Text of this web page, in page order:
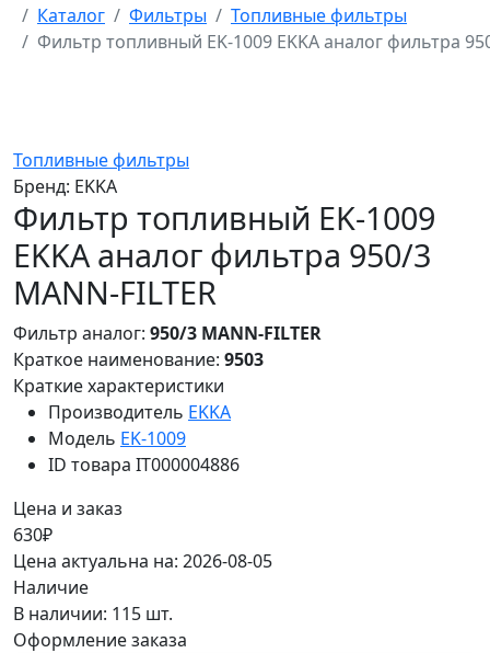
Главная
Каталог Фильтры
Топливные фильтры
Фильтр топливный EK-1009 EKKA аналог фильтра
Топливные фильтры
Бренд: EKKA
Фильтр топливный EK-1009
EKKA аналог фильтра 950/3
MANN-FILTER
Фильтр аналог: 950/3 MANN-FILTER
Краткое наименование: 9503
Краткие характеристики
Производитель EKKA
Модель EK-1009
ID товара IT000004886
Цена и заказ
630₽
Цена актуальна на: 2026-08-05
Наличие
В наличии: 115 шт.
Оформление заказа